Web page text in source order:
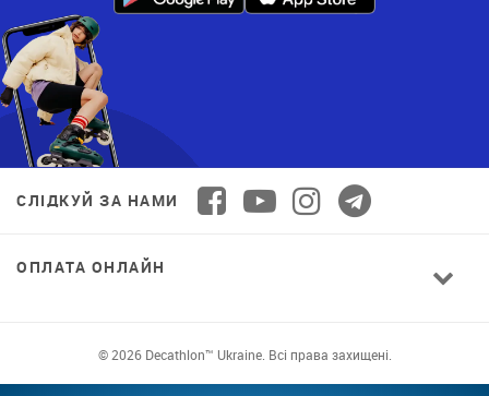
СЛІДКУЙ ЗА НАМИ
ОПЛАТА ОНЛАЙН
© 2026 Decathlon™ Ukraine. Всі права захищені.